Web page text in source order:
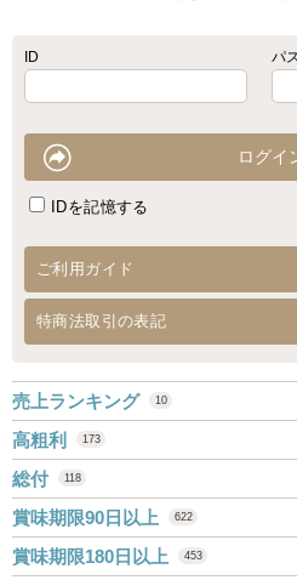
ID パ
IDを記憶する
ご利用ガイド
特商法取引の表記
売上ランキング 10
高粗利 173
総付 118
賞味期限90日以上 622
賞味期限180日以上 453